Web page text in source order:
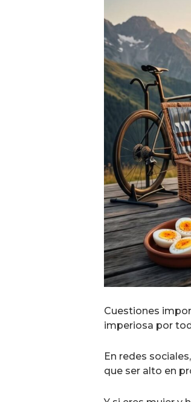
Cuestiones
imperiosa por
En redes
que ser alto en